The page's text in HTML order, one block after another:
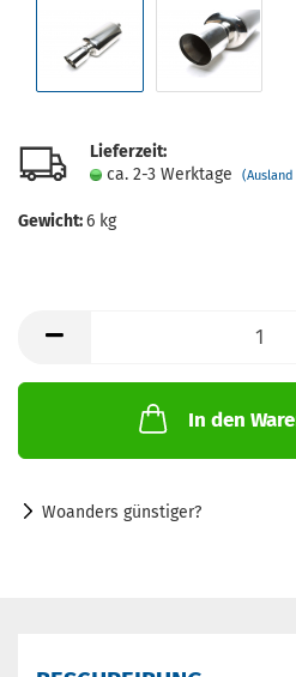
Lieferzeit:
ca. 2-3 Werktage
Gewicht:6 kg
In den
Woanders günstiger?